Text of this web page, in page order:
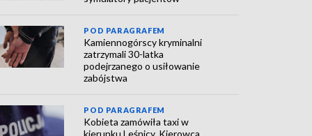
POD PARAGRAFEM
Kamiennogórscy kryminalni
zatrzymali 30-latka
podejrzanego o usiłowanie
zabójstwa
POD PARAGRAFEM
Kobieta zamówiła taxi w
kierunku Leśnicy. Kierowca